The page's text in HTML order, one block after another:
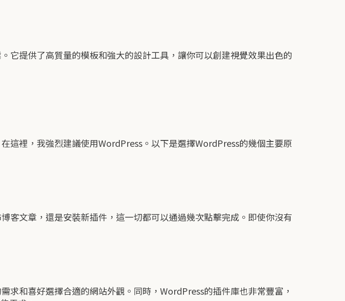
它提供了高質量的模板和強大的設計工具，讓你可以創建視覺效果出色的
這裡，我強烈建議使用WordPress。以下是選擇WordPress的幾個主要原
客文章，還是安裝新插件，這一切都可以通過幾次點擊完成。即使你沒有
和喜好選擇合適的網站外觀。同時，WordPress的插件庫也非常豐富，